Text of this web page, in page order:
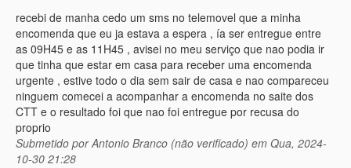
recebi de manha cedo um sms no telemovel que a minha
encomenda que eu ja estava a espera , ía ser entregue entre
as 09H45 e as 11H45 , avisei no meu serviço que nao podia ir
que tinha que estar em casa para receber uma encomenda
urgente , estive todo o dia sem sair de casa e nao compareceu
ninguem comecei a acompanhar a encomenda no saite dos
CTT e o resultado foi que nao foi entregue por recusa do
proprio
Submetido porAntonio Branco (não verificado) em Qua, 2024-
10-30 21:28